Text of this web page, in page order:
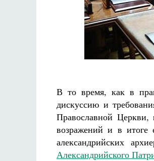
В то время, как в
дискуссию и
Православной Церкви,
возражений и в итоге
александрийских
Александрийского
Разлуки не будет
Фредерика де Грааф